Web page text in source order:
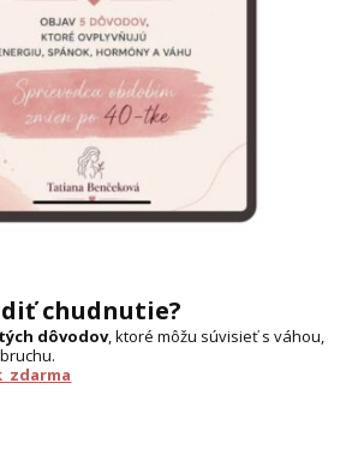
chudnutie?
dôvodov, ktoré môžu súvisieť s váhou,
zdarma